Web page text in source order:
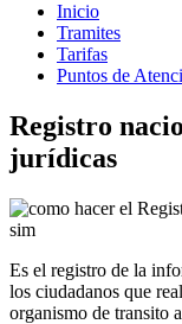
Inicio
Tramites
Tarifas
Puntos de
Registro
jurídicas
Es el registro de la
los ciudadanos que
organismo de transito